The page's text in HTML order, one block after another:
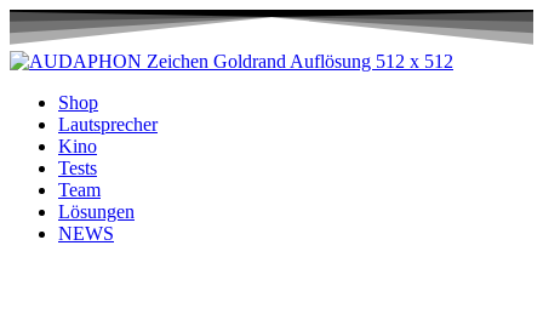
Shop
Lautsprecher
Kino
Tests
Team
Lösungen
NEWS